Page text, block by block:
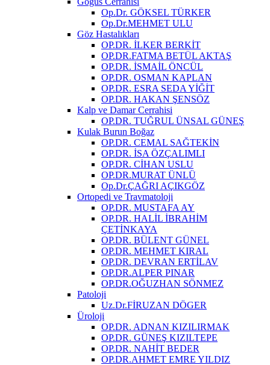
Op.Dr. GÖKSEL TÜRKER
Op.Dr.MEHMET ULU
Göz Hastalıkları
OP.DR. İLKER BERKİT
OP.DR.FATMA BETÜL AKTAŞ
OP.DR. İSMAİL ÖNCÜL
OP.DR. OSMAN KAPLAN
OP.DR. ESRA SEDA YİĞİT
OP.DR. HAKAN ŞENSÖZ
Kalp ve Damar Cerrahisi
OP.DR. TUĞRUL ÜNSAL GÜNEŞ
Kulak Burun Boğaz
OP.DR. CEMAL SAĞTEKİN
OP.DR. İSA ÖZÇALIMLI
OP.DR. CİHAN USLU
OP.DR.MURAT ÜNLÜ
Op.Dr.ÇAĞRI AÇIKGÖZ
Ortopedi ve Travmatoloji
OP.DR. MUSTAFA AY
OP.DR. HALİL İBRAHİM
ÇETİNKAYA
OP.DR. BÜLENT GÜNEL
OP.DR. MEHMET KIRAL
OP.DR. DEVRAN ERTİLAV
OP.DR.ALPER PINAR
OP.DR.OĞUZHAN SÖNMEZ
Patoloji
Uz.Dr.FİRUZAN DÖGER
Üroloji
OP.DR. ADNAN KIZILIRMAK
OP.DR. GÜNEŞ KIZILTEPE
OP.DR. NAHİT BEDER
OP.DR.AHMET EMRE YILDIZ